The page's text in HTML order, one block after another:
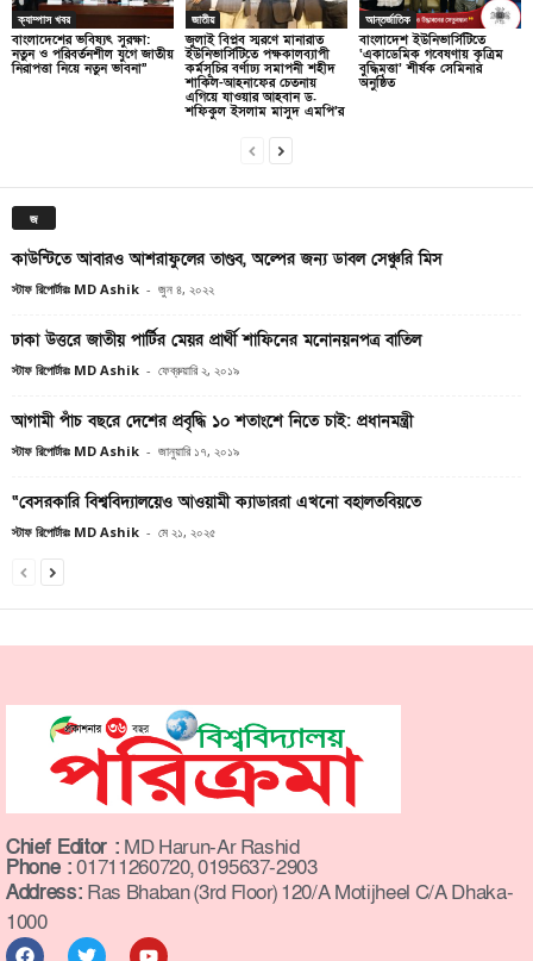
ক্যাম্পাস খবর
বাংলাদেশের ভবিষ্যৎ সুরক্ষা:
নতুন ও পরিবর্তনশীল যুগে জাতীয়
নিরাপত্তা নিয়ে নতুন ভাবনা”
জাতীয়
জুলাই বিপ্লব স্মরণে মানারাত
ইউনিভার্সিটিতে পক্ষকালব্যাপী
কর্মসূচির বর্ণাঢ্য সমাপনী শহীদ
শাকিল-আহনাফের চেতনায়
এগিয়ে যাওয়ার আহবান ড.
শফিকুল ইসলাম মাসুদ এমপি’র
আন্তর্জাতিক
বাংলাদেশ ইউনিভার্সিটিতে
‘একাডেমিক গবেষণায় কৃত্রিম
বুদ্ধিমত্তা’ শীর্ষক সেমিনার
অনুষ্ঠিত
জ
কাউন্টিতে আবারও আশরাফুলের তাণ্ডব, অল্পের জন্য ডাবল সেঞ্চুরি মিস
স্টাফ রিপোর্টারঃ MD Ashik - জুন ৪, ২০২২
ঢাকা উত্তরে জাতীয় পার্টির মেয়র প্রার্থী শাফিনের মনোনয়নপত্র বাতিল
স্টাফ রিপোর্টারঃ MD Ashik - ফেব্রুয়ারি ২, ২০১৯
আগামী পাঁচ বছরে দেশের প্রবৃদ্ধি ১০ শতাংশে নিতে চাই: প্রধানমন্ত্রী
স্টাফ রিপোর্টারঃ MD Ashik - জানুয়ারি ১৭, ২০১৯
“বেসরকারি বিশ্ববিদ্যালয়েও আওয়ামী ক্যাডাররা এখনো বহালতবিয়তে
স্টাফ রিপোর্টারঃ MD Ashik - মে ২১, ২০২৫
Chief Editor : MD Harun-Ar Rashid
Phone :01711260720, 0195637-2903
Address: Ras Bhaban (3rd Floor) 120/A Motijheel C/A Dhaka-
1000